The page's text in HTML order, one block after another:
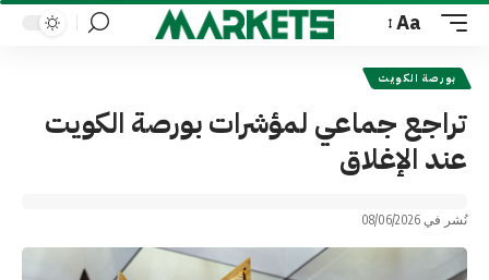
Font
Resizer
Aa
بورصة الكويت
تراجع جماعي لمؤشرات بورصة الكويت
عند الإغلاق
نُشر في 08/06/2026